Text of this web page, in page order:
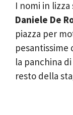
I nomi in
Daniele De
piazza per
pesantissime
la panchina
resto della